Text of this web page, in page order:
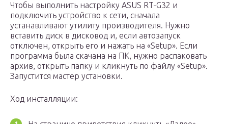
Чтобы выполнить настройку ASUS RT-G32 и
подключить устройство к сети, сначала
устанавливают утилиту производителя. Нужно
вставить диск в дисковод и, если автозапуск
отключен, открыть его и нажать на «Setup». Если
программа была скачана на ПК, нужно распаковать
архив, открыть папку и кликнуть по файлу «Setup».
Запустится мастер установки.
Ход инсталляции: